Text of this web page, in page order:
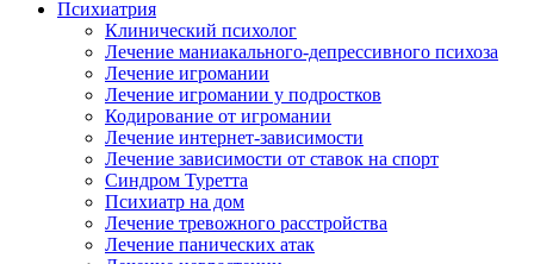
Психиатрия
Клинический психолог
Лечение маниакального-депрессивного психоза
Лечение игромании
Лечение игромании у подростков
Кодирование от игромании
Лечение интернет-зависимости
Лечение зависимости от ставок на спорт
Синдром Туретта
Психиатр на дом
Лечение тревожного расстройства
Лечение панических атак